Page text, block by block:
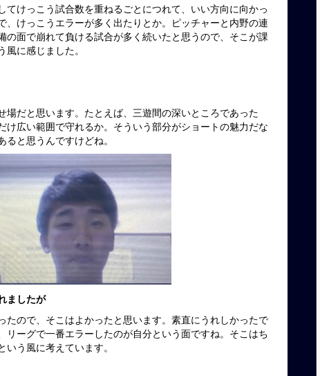
てけっこう試合数を重ねるごとにつれて、いい方向に向かっ
、けっこうエラーが多く出たりとか。ピッチャーと内野の連
の面で崩れて負ける試合が多く続いたと思うので、そこが課
に感じました。
場だと思います。たとえば、三遊間の深いところであった
け広い範囲で守れるか。そういう部分がショートの魅力だな
と思うんですけどね。
ましたが
たので、そこはよかったと思います。素直にうれしかったで
リーグで一番エラーしたのが自分という面ですね。そこはち
う風に考えています。